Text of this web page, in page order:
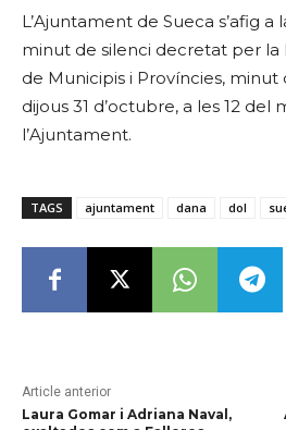
L’Ajuntament de Sueca s’afig a
minut de silenci decretat per la
de Municipis i Províncies,
dijous 31 d’octubre, a les 12 del
l’Ajuntament.
TAGS ajuntament dana dol
Article anterior
Laura Gomar i Adriana Naval,